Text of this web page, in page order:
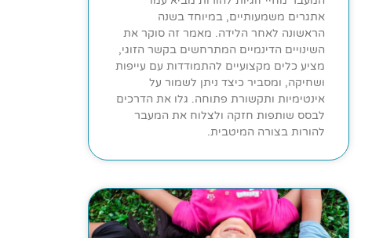
אתגרים משמעותיים, במיוחד בשנה
הראשונה לאחר הלידה. מאמר זה סוקר את
השינויים הדינמיים המתרחשים בקשר הזוגי,
מציע כלים מקצועיים להתמודדות עם עייפות
ושחיקה, ומסביר כיצד ניתן לשמור על
אינטימיות ותקשורת פתוחה. גלו את הדרכים
לבסס שותפות חזקה ולצלוח את המעבר
להורות בצורה המיטבית.